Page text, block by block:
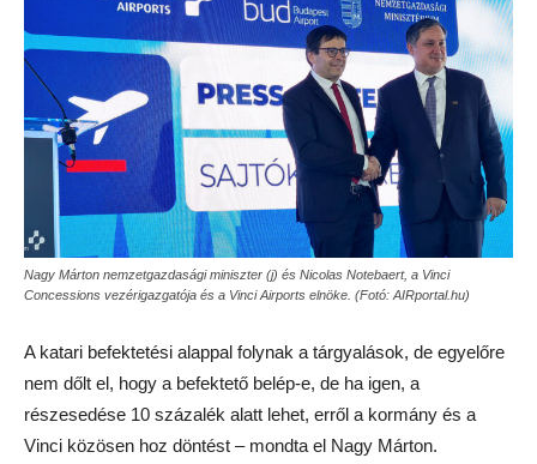
Nagy Márton nemzetgazdasági miniszter (j) és Nicolas Notebaert, a Vinci
Concessions vezérigazgatója és a Vinci Airports elnöke. (Fotó: AIRportal.hu)
A katari befektetési alappal folynak a tárgyalások, de egyelőre
nem dőlt el, hogy a befektető belép-e, de ha igen, a
részesedése 10 százalék alatt lehet, erről a kormány és a
Vinci közösen hoz döntést – mondta el Nagy Márton.